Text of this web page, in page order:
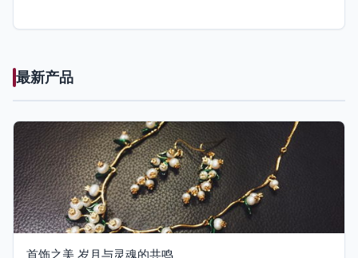
最新产品
首饰之美 岁月与灵魂的共鸣